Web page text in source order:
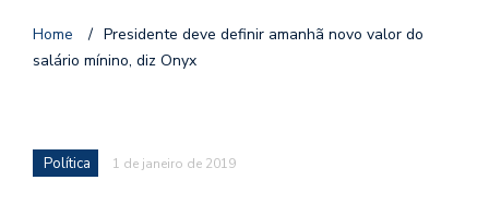
Home / Presidente deve definir amanhã novo valor do
salário mínino, diz Onyx
Política 1 de janeiro de 2019